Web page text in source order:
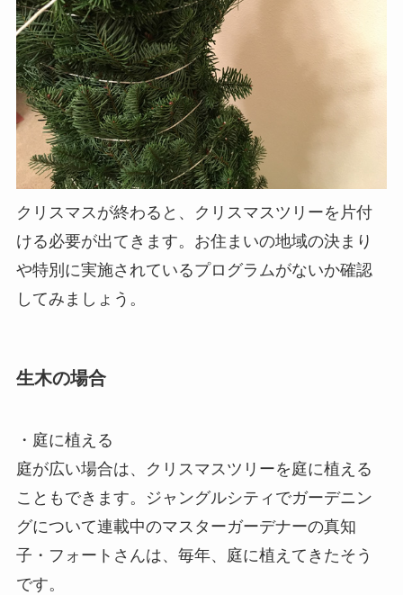
クリスマスが終わると、クリスマスツリーを片付
ける必要が出てきます。お住まいの地域の決まり
や特別に実施されているプログラムがないか確認
してみましょう。
生木の場合
・庭に植える
庭が広い場合は、クリスマスツリーを庭に植える
こともできます。ジャングルシティでガーデニン
グについて連載中のマスターガーデナーの真知
子・フォートさんは、毎年、庭に植えてきたそう
です。